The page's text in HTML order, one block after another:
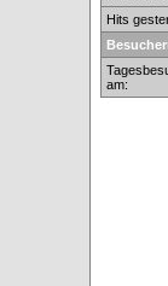
Hits
am: